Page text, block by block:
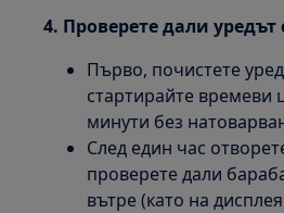
4. Проверете дали уредът
Първо, почистете
стартирайте времеви
минути без
След един час
проверете дали
вътре (като на